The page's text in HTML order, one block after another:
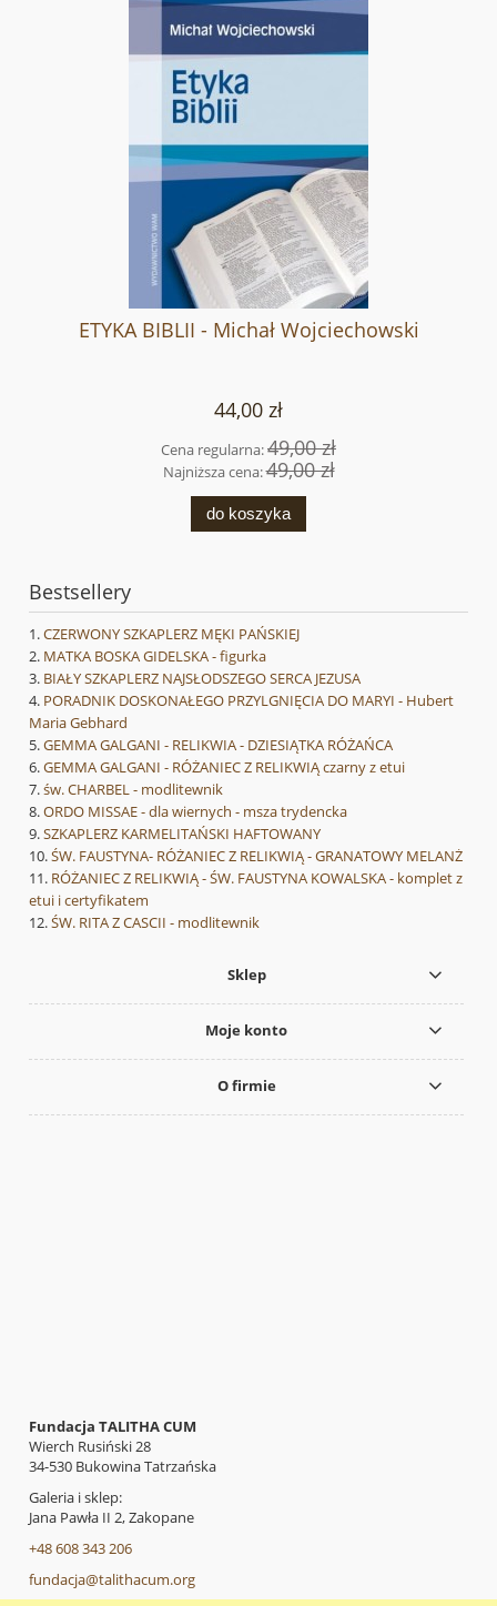
ETYKA BIBLII - Michał Wojciechowski
44,00 zł
Cena regularna:49,00 zł
Najniższa cena:49,00 zł
do koszyka
Bestsellery
CZERWONY SZKAPLERZ MĘKI PAŃSKIEJ
MATKA BOSKA GIDELSKA - figurka
BIAŁY SZKAPLERZ NAJSŁODSZEGO SERCA JEZUSA
PORADNIK DOSKONAŁEGO PRZYLGNIĘCIA DO MARYI - Hubert
Maria Gebhard
GEMMA GALGANI - RELIKWIA - DZIESIĄTKA RÓŻAŃCA
GEMMA GALGANI - RÓŻANIEC Z RELIKWIĄ czarny z etui
św. CHARBEL - modlitewnik
ORDO MISSAE - dla wiernych - msza trydencka
SZKAPLERZ KARMELITAŃSKI HAFTOWANY
ŚW. FAUSTYNA- RÓŻANIEC Z RELIKWIĄ - GRANATOWY MELANŻ
RÓŻANIEC Z RELIKWIĄ - ŚW. FAUSTYNA KOWALSKA - komplet z
etui i certyfikatem
ŚW. RITA Z CASCII - modlitewnik
Sklep
Moje konto
O firmie
Fundacja TALITHA CUM
Wierch Rusiński 28
34-530 Bukowina Tatrzańska
Galeria i sklep:
Jana Pawła II 2, Zakopane
+48 608 343 206
fundacja@talithacum.org